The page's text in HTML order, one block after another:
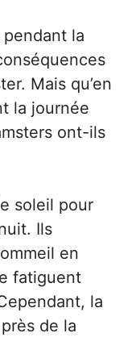
la
Mais qu’en
la journée
ont-ils
soleil pour
Ils
en
fatiguent
la
de la